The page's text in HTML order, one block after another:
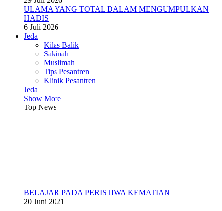
ULAMA YANG TOTAL DALAM MENGUMPULKAN
HADIS
6 Juli 2026
Jeda
Kilas Balik
Sakinah
Muslimah
Tips Pesantren
Klinik Pesantren
Jeda
Show More
Top News
BELAJAR PADA PERISTIWA KEMATIAN
20 Juni 2021